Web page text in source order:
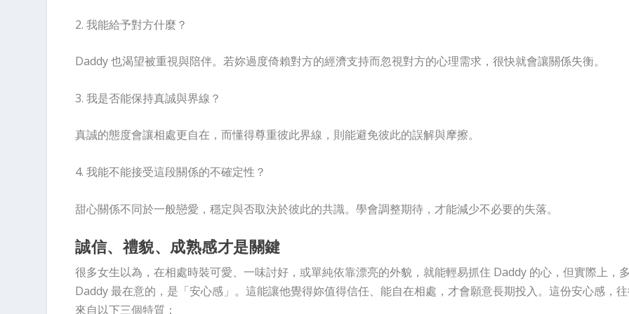
2. 我能給予對方什麼？
Daddy 也渴望被重視與陪伴。若妳過度倚賴對方的經濟支持而忽視對方的心理需求，很快就會讓關係失衡。
3. 我是否能保持真誠與界線？
真誠的態度會讓相處更自在，而懂得尊重彼此界線，則能避免彼此的誤解與摩擦。
4. 我能不能接受這段關係的不確定性？
甜心關係不同於一般戀愛，穩定與否取決於彼此的共識。學會調整期待，才能減少不必要的失落。
誠信、禮貌、成熟感才是關鍵
很多女生以為，在相處時裝可愛、一味討好，或單純依靠漂亮的外貌，就能輕易抓住 Daddy 的心，但實際上，
Daddy 最在意的，是「安心感」。這能讓他覺得妳值得信任、能自在相處，才會願意長期投入。這份安心感，
來自以下三個特質：